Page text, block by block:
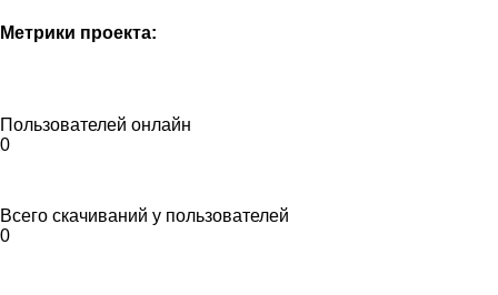
Метрики проекта:
Пользователей онлайн
0
Всего скачиваний у пользователей
0